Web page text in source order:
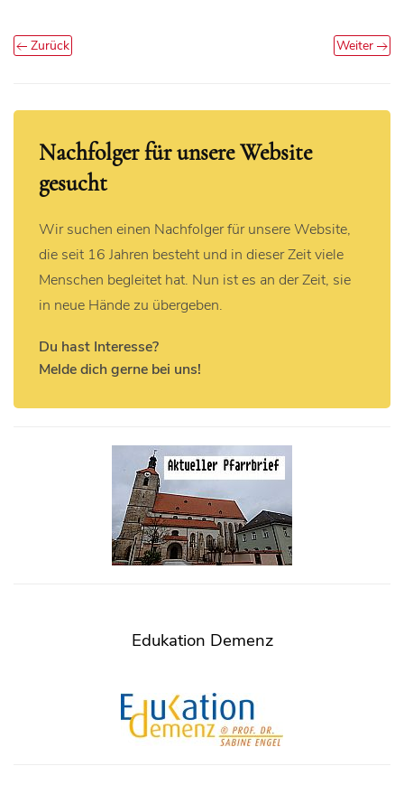
Zurück Weiter
Nachfolger für unsere Website
gesucht
Wir suchen einen Nachfolger für unsere Website,
die seit 16 Jahren besteht und in dieser Zeit viele
Menschen begleitet hat. Nun ist es an der Zeit, sie
in neue Hände zu übergeben.
Du hast Interesse?
Melde dich gerne bei uns!
Edukation Demenz